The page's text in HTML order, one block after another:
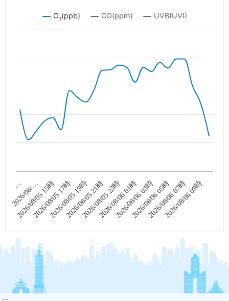
24
果，
時
區
間：
2026/08/05
11:00~2026/08/06
O ：
2026/08/05
11
…
2026/08/…
2026/08/05 15時
2026/08/05 17時
2026/08/05 19時
2026/08/05 21時
2026/08/05 23時
2026/08/06 01時
2026/08/06 03時
2026/08/06 05時
2026/08/06 07時
2026/08/06 09時
O3 (ppb) CO(ppm) UVB(UVI)